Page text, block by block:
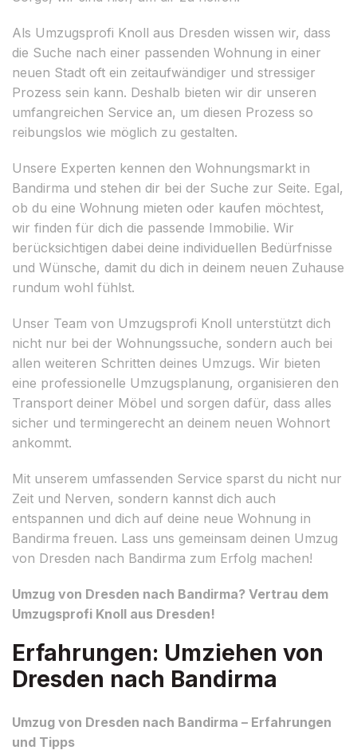
Als Umzugsprofi Knoll aus Dresden wissen wir, dass
die Suche nach einer passenden Wohnung in einer
neuen Stadt oft ein zeitaufwändiger und stressiger
Prozess sein kann. Deshalb bieten wir dir unseren
umfangreichen Service an, um diesen Prozess so
reibungslos wie möglich zu gestalten.
Unsere Experten kennen den Wohnungsmarkt in
Bandirma und stehen dir bei der Suche zur Seite. Egal,
ob du eine Wohnung mieten oder kaufen möchtest,
wir finden für dich die passende Immobilie. Wir
berücksichtigen dabei deine individuellen Bedürfnisse
und Wünsche, damit du dich in deinem neuen Zuhause
rundum wohl fühlst.
Unser Team von Umzugsprofi Knoll unterstützt dich
nicht nur bei der Wohnungssuche, sondern auch bei
allen weiteren Schritten deines Umzugs. Wir bieten
eine professionelle Umzugsplanung, organisieren den
Transport deiner Möbel und sorgen dafür, dass alles
sicher und termingerecht an deinem neuen Wohnort
ankommt.
Mit unserem umfassenden Service sparst du nicht nur
Zeit und Nerven, sondern kannst dich auch
entspannen und dich auf deine neue Wohnung in
Bandirma freuen. Lass uns gemeinsam deinen Umzug
von Dresden nach Bandirma zum Erfolg machen!
Umzug von Dresden nach Bandirma? Vertrau dem
Umzugsprofi Knoll aus Dresden!
Erfahrungen: Umziehen von
Dresden nach Bandirma
Umzug von Dresden nach Bandirma – Erfahrungen
und Tipps